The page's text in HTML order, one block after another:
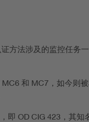
方法涉及的监控任务
和 MC7，如今则
即 OD CIG 423，其知